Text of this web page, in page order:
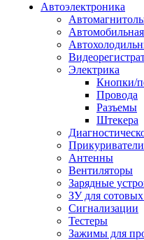
Автоэлектроника
Электрика
Кнопки/
Провода
Разъемы
Штекера
Антенны
Вентиляторы
Зарядные
ЗУ для
Сигнализации
Тестеры
Зажимы для